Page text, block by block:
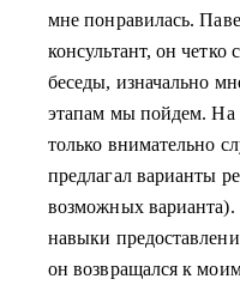
мне понравилась.
консультант, он
беседы, изначально
этапам мы пойдем. На
только внимательно
предлагал варианты
возможных
навыки
он возвращался к